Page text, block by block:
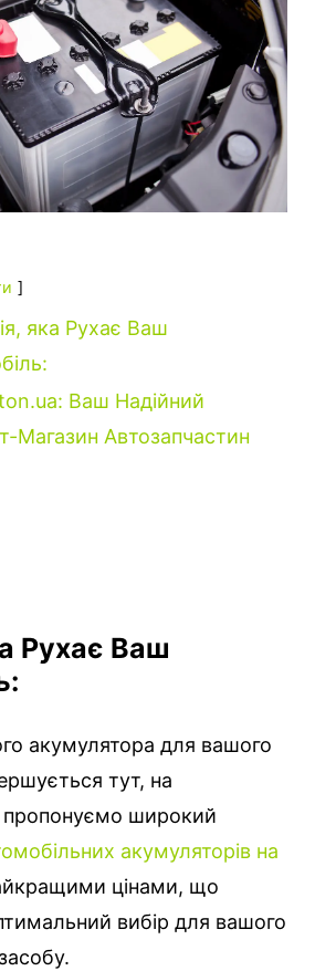
яка Рухає Ваш
Ваш Надійний
Магазин Автозапчастин
Рухає Ваш
акумулятора для вашого
тут, на
широкий
акумуляторів на
цінами, що
вибір для вашого